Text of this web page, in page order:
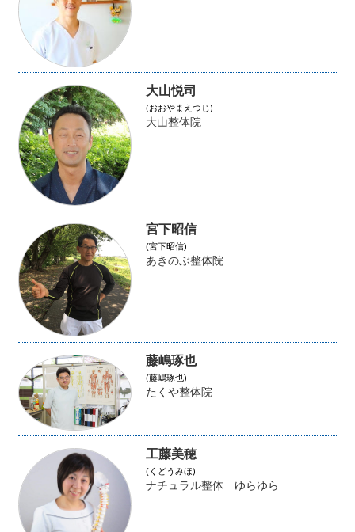
大山悦司
(おおやまえつじ)
大山整体院
宮下昭信
(宮下昭信)
あきのぶ整体院
藤嶋琢也
(藤嶋琢也)
たくや整体院
工藤美穂
(くどうみほ)
ナチュラル整体 ゆらゆら